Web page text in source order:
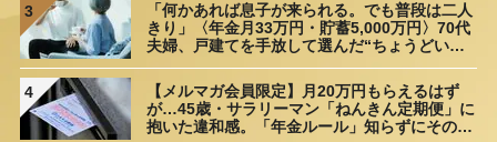
3
「何かあれば息子が来られる。でも普段は二人
きり」〈年金月33万円・貯蓄5,000万円〉70代
夫婦、戸建てを手放して選んだ“ちょうどいい
4
【メルマガ会員限定】月20万円もらえるはず
が…45歳・サラリーマン「ねんきん定期便」に
抱いた違和感。「年金ルール」知らずにそのま